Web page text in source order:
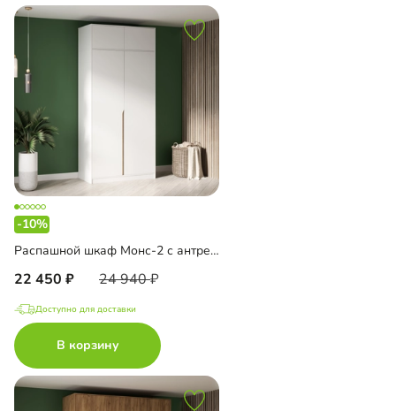
-10%
Распашной шкаф Монс-2 с антресолью
22 450 24 940
Доступно для доставки
В корзину